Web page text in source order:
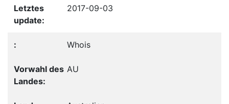
2017-09-03
Whois
AU